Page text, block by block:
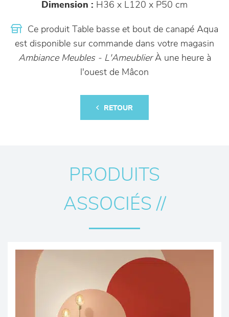
Dimension : H36 x L120 x P50 cm
Ce produit Table basse et bout de canapé Aqua
est disponible sur commande dans votre magasin
Ambiance Meubles - L'AmeublierÀ une heure à
l'ouest de Mâcon
RETOUR
PRODUITS
ASSOCIÉS //